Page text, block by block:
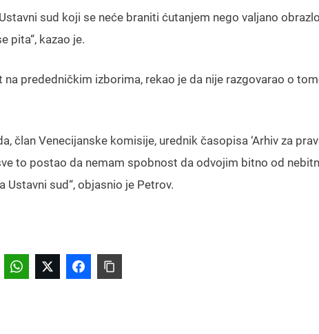
sud koji se neće braniti ćutanjem nego valjano
pita“, kazao je.
prededničkim izborima, rekao je da nije razgovarao o
član Venecijanske komisije, urednik časopisa ‘Arhiv za
to postao da nemam spobnost da odvojim bitno od
sud“, objasnio je Petrov.